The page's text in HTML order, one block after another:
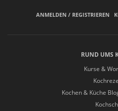
ANMELDEN / REGISTRIEREN
RUND UMS
Kurse &
Kochen & Küche